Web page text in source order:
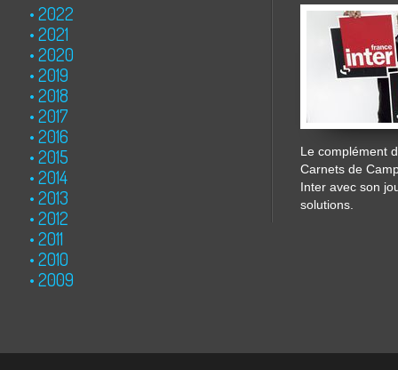
2022
2021
2020
2019
2018
2017
2016
2015
2014
2013
2012
2011
2010
2009
Le complément
Carnets de
Inter avec son
solutions.